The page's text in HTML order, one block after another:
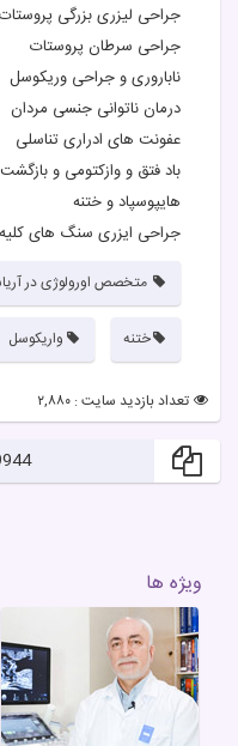
جراحی لیزری بزرگی پروستات
جراحی سرطان پروستات
ناباروری و جراحی وریکوسل
درمان ناتوانی جنسی مردان
عفونت های ادراری تناسلی
باد فتق و وازکتومی و
هایپوسپاد و ختنه
جراحی ایزری سنگ های
متخصص اورولوژی در
ختنه واریکوسل
تعداد بازدید سایت : ۲,۸۸۰
ویژه ها